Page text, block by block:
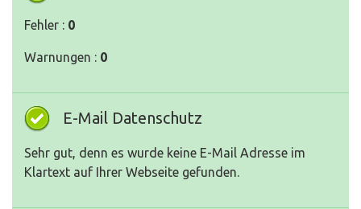
Fehler : 0
Warnungen : 0
E-Mail Datenschutz
Sehr gut, denn es wurde keine E-Mail Adresse im
Klartext auf Ihrer Webseite gefunden.